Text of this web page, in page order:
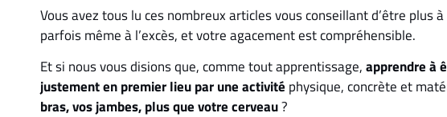
Vous avez tous lu ces nombreux articles vous conseillant d’être plus
parfois même à l’excès, et votre agacement est compréhensible.
Et si nous vous disions que, comme tout apprentissage,apprendre à
justement en premier lieu par une activité physique, concrète et
bras, vos jambes, plus que votre cerveau?